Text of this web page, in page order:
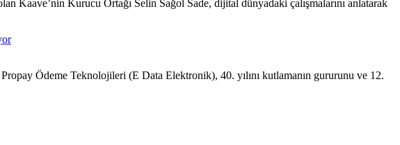
Kaave’nin Kurucu Ortağı Selin Sağol Sade, dijital dünyadaki çalışmalarını anlatarak
Ödeme Teknolojileri (E Data Elektronik), 40. yılını kutlamanın gururunu ve 12.